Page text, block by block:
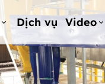
Dịch vụ Video